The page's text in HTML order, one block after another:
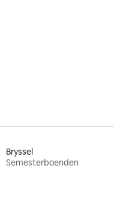
14 omdömen
Bryssel
Semesterboenden